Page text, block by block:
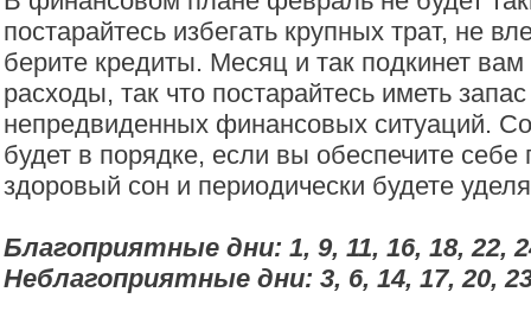
постарайтесь избегать крупных трат, не
берите кредиты. Месяц и так подкинет
расходы, так что постарайтесь иметь
непредвиденных финансовых ситуаций.
будет в порядке, если вы обеспечите
здоровый сон и периодически будете
Благоприятные дни: 1, 9, 11, 16, 18, 22,
Неблагоприятные дни: 3, 6, 14, 17, 20,